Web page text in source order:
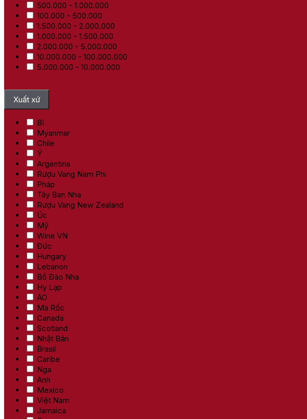
500.000 - 1.000.000
100.000 - 500.000
1.500.000 - 2.000.000
1.000.000 - 1.500.000
2.000.000 - 5.000.000
10.000.000 - 100.000.000
5.000.000 - 10.000.000
Xuất xứ
Bỉ
Myanmar
Chile
Ý
Argentina
Rượu Vang Nam Phi
Pháp
Tây Ban Nha
Rượu Vang New Zealand
Úc
Mỹ
Wine VN
Đức
Hungary
Lebanon
Bồ Đào Nha
Hy Lạp
ÁO
Ma Rốc
Canada
Scotland
Nhật Bản
Brasil
Caribe
Nga
Anh
Mexico
Việt Nam
Jamaica